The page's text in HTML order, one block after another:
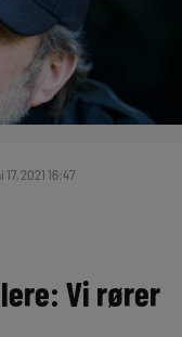
2021 16:47
Vi rører